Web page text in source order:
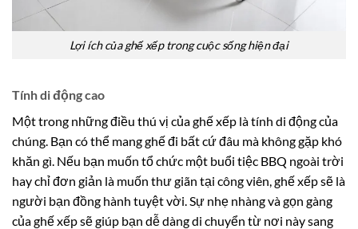
Lợi ích của ghế xếp trong cuộc sống hiện đại
Tính di động cao
Một trong những điều thú vị của ghế xếp là tính di động của
chúng. Bạn có thể mang ghế đi bất cứ đâu mà không gặp khó
khăn gì. Nếu bạn muốn tổ chức một buổi tiệc BBQ ngoài trời
hay chỉ đơn giản là muốn thư giãn tại công viên, ghế xếp sẽ là
người bạn đồng hành tuyệt vời. Sự nhẹ nhàng và gọn gàng
của ghế xếp sẽ giúp bạn dễ dàng di chuyển từ nơi này sang